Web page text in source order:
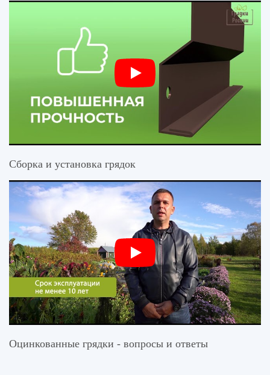
Сборка и установка грядок
Оцинкованные грядки - вопросы и ответы